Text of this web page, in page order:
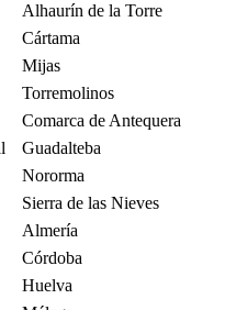
Alhaurín de la Torre
Cártama
Mijas
Torremolinos
Comarca de Antequera
Guadalteba
Nororma
Sierra de las Nieves
Almería
Córdoba
Huelva